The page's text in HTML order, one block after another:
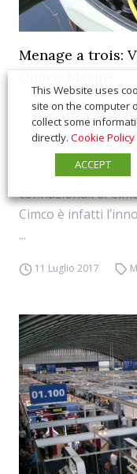
Menage a trois:
Cimco Marine,
prendono per
partnership tra il
due emergenti
connazionali di
Cimco è infatti
...
11 Luglio 2017
This Website uses
site on the computer
collect some
directly. Cookie Policy
ACCEPT